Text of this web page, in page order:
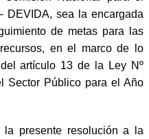
DEVIDA, sea la encargada
de metas para las
en el marco de lo
artículo 13 de la Ley Nº
Sector Público para el Año
la presente resolución a la